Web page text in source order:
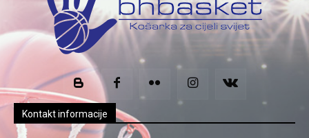
Kontakt informacije